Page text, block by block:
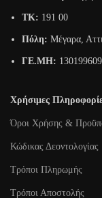
TK: 191 00
Πόλη: Μέγαρα,
ΓΕ.ΜΗ:
Χρήσιμες
Όροι Χρήσης &
Κώδικας Δεοντολογίας
Τρόποι Πληρωμής
Τρόποι Αποστολής